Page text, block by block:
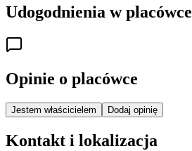
Udogodnienia w placówce
Opinie o placówce
Jestem właścicielem Dodaj opinię
Kontakt i lokalizacja